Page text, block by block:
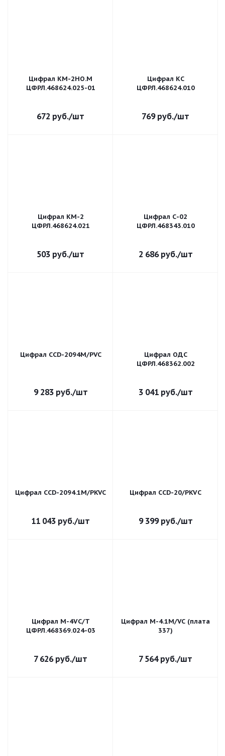
Цифрал КМ-2НО.М
ЦФРЛ.468624.025-01
672 руб./шт
Цифрал КС
ЦФРЛ.468624.010
769руб./шт
Цифрал КМ-2
ЦФРЛ.468624.021
503 руб./шт
Цифрал С-02
ЦФРЛ.468343.010
2 686руб./шт
Цифрал CCD-2094M/PVC
9 283руб./шт
Цифрал ОДС
ЦФРЛ.468362.002
3 041руб./шт
Цифрал CCD-2094.1М/PKVC
11 043 руб./шт
Цифрал CCD-20/РKVС
9 399руб./шт
Цифрал М-4VС/T
ЦФРЛ.468369.024-03
7 626руб./шт
Цифрал М-4.1М/VC (плата
337)
7 564руб./шт